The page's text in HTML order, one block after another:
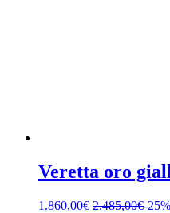
Veretta oro
1.860,00€ 2.485,00€-25%